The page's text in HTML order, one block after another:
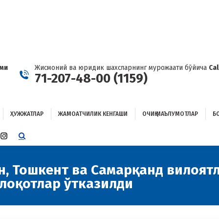
Жисмоний ва юридик шахсларнинг мурожаати бўйича
71-207-48-00 (1159)
ҲУЖЖАТЛАР ЖАМОАТЧИЛИК КЕНГАШИ ОЧИҚ МАЪЛУМОТЛАР
INSTAGRAM
IN
NEW
WINDOW
Тошкент ва Самарқанд
ўтказилди